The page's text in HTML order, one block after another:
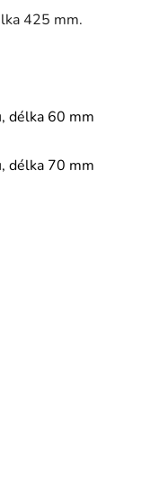
425 mm.
délka 60 mm
délka 70 mm